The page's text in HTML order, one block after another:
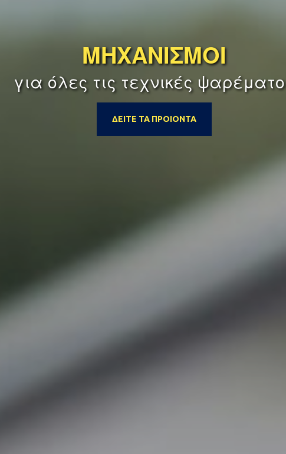
ΜΗΧΑΝΙΣΜΟΙ
για όλες τις τεχνικές
ΔΕΙΤΕ ΤΑ ΠΡΟΙΟΝΤΑ